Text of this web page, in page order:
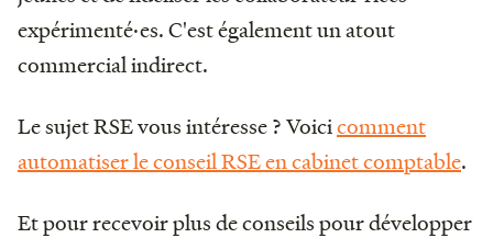
expérimenté·es. C'est également un atout
commercial indirect.
Le sujet RSE vous intéresse ? Voicicomment
automatiser le conseil RSE en cabinet comptable.
Et pour recevoir plus de conseils pour développer